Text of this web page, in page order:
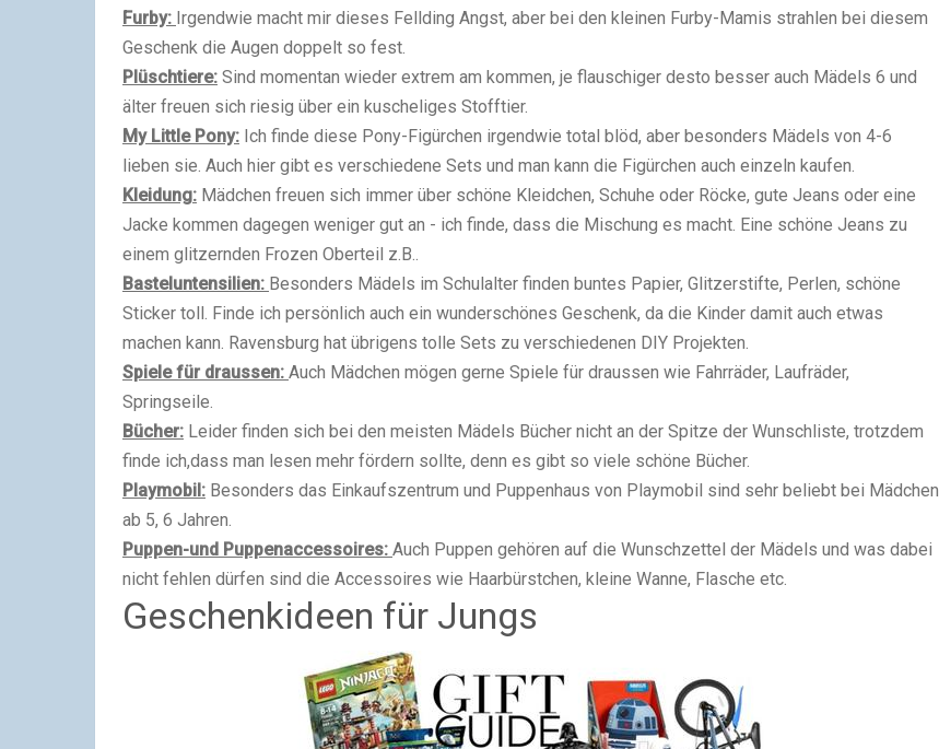
Furby: Irgendwie macht mir dieses Fellding Angst, aber bei den kleinen Furby-Mamis strahlen bei diesem
Geschenk die Augen doppelt so fest.
Plüschtiere: Sind momentan wieder extrem am kommen, je flauschiger desto besser auch Mädels 6 und
älter freuen sich riesig über ein kuscheliges Stofftier.
My Little Pony: Ich finde diese Pony-Figürchen irgendwie total blöd, aber besonders Mädels von 4-6
lieben sie. Auch hier gibt es verschiedene Sets und man kann die Figürchen auch einzeln kaufen.
Kleidung: Mädchen freuen sich immer über schöne Kleidchen, Schuhe oder Röcke, gute Jeans oder eine
Jacke kommen dagegen weniger gut an - ich finde, dass die Mischung es macht. Eine schöne Jeans zu
einem glitzernden Frozen Oberteil z.B..
Basteluntensilien: Besonders Mädels im Schulalter finden buntes Papier, Glitzerstifte, Perlen, schöne
Sticker toll. Finde ich persönlich auch ein wunderschönes Geschenk, da die Kinder damit auch etwas
machen kann. Ravensburg hat übrigens tolle Sets zu verschiedenen DIY Projekten.
Spiele für draussen: Auch Mädchen mögen gerne Spiele für draussen wie Fahrräder, Laufräder,
Springseile.
Bücher: Leider finden sich bei den meisten Mädels Bücher nicht an der Spitze der Wunschliste, trotzdem
finde ich,dass man lesen mehr fördern sollte, denn es gibt so viele schöne Bücher.
Playmobil: Besonders das Einkaufszentrum und Puppenhaus von Playmobil sind sehr beliebt bei Mädchen
ab 5, 6 Jahren.
Puppen-und Puppenaccessoires: Auch Puppen gehören auf die Wunschzettel der Mädels und was dabei
nicht fehlen dürfen sind die Accessoires wie Haarbürstchen, kleine Wanne, Flasche etc.
Geschenkideen für Jungs